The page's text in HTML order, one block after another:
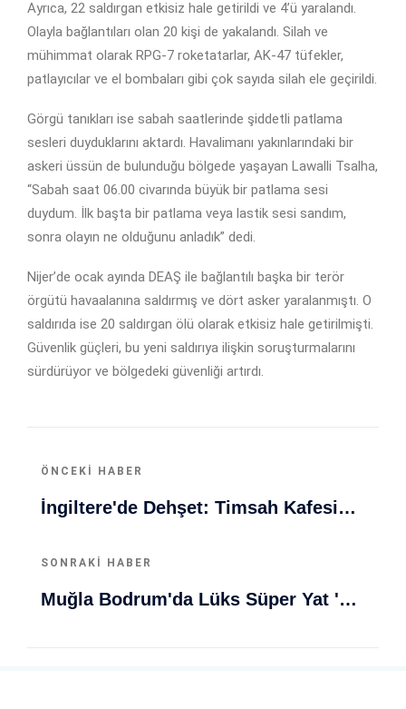
Ayrıca, 22 saldırgan etkisiz hale getirildi ve 4’ü yaralandı.
Olayla bağlantıları olan 20 kişi de yakalandı. Silah ve
mühimmat olarak RPG-7 roketatarlar, AK-47 tüfekler,
patlayıcılar ve el bombaları gibi çok sayıda silah ele geçirildi.
Görgü tanıkları ise sabah saatlerinde şiddetli patlama
sesleri duyduklarını aktardı. Havalimanı yakınlarındaki bir
askeri üssün de bulunduğu bölgede yaşayan Lawalli Tsalha,
“Sabah saat 06.00 civarında büyük bir patlama sesi
duydum. İlk başta bir patlama veya lastik sesi sandım,
sonra olayın ne olduğunu anladık” dedi.
Nijer’de ocak ayında DEAŞ ile bağlantılı başka bir terör
örgütü havaalanına saldırmış ve dört asker yaralanmıştı. O
saldırıda ise 20 saldırgan ölü olarak etkisiz hale getirilmişti.
Güvenlik güçleri, bu yeni saldırıya ilişkin soruşturmalarını
sürdürüyor ve bölgedeki güvenliği artırdı.
ÖNCEKI HABER
İngiltere'de Dehşet: Timsah Kafesine Fırlatma Ve Çocuk Yaralanması
SONRAKI HABER
Muğla Bodrum'da Lüks Süper Yat 'Golden Odyssey' Demirledi